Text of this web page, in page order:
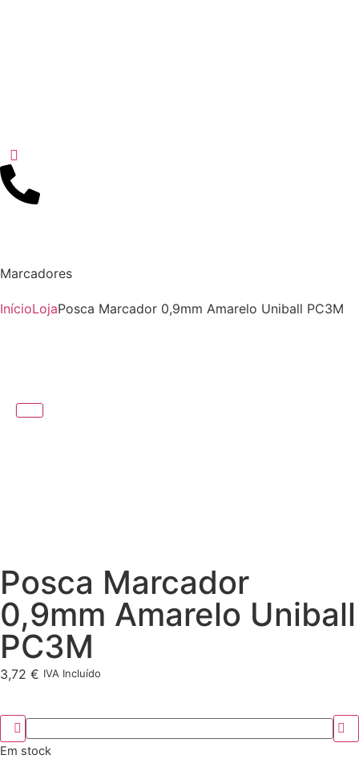
Marcadores
InícioLojaPosca Marcador 0,9mm Amarelo Uniball PC3M
Posca Marcador
0,9mm Amarelo Uniball
PC3M
3,72 € IVA Incluído
Em stock